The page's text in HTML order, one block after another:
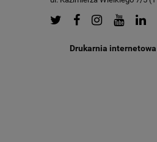
Drukarnia internetowa